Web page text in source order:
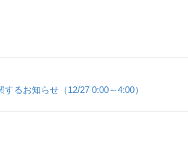
るお知らせ（12/27 0:00～4:00）